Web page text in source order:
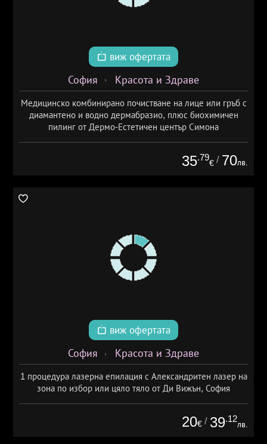
виж офертата
София Красота и Здраве
Медицинско комбинирано почистване на лице или гръб с
диамантено и водно дермабразио, плюс биохимичен
пилинг от Дермо-Естетичен център Симона
35.79
€ / 70лв.
виж офертата
София Красота и Здраве
1 процедура лазерна епилация с Александритен лазер на
зона по избор или цяло тяло от Ди Вижън, София
20€ / 39.12
лв.